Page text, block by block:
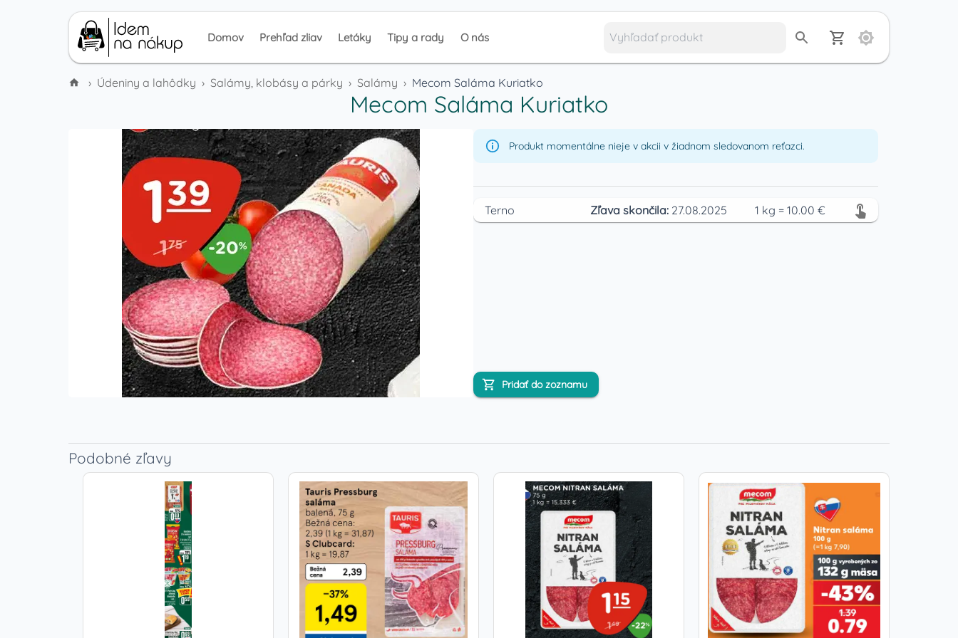
Domov Prehľad zliav Letáky Tipy a rady O nás
› Údeniny a lahôdky › Salámy, klobásy a párky › Salámy › Mecom Saláma Kuriatko
Mecom Saláma Kuriatko
Produkt momentálne nieje v akcii v žiadnom sledovanom reťazci.
Terno Zľava skončila: 27.08.2025 1 kg = 10.00 €
Pridať do zoznamu
Podobné zľavy